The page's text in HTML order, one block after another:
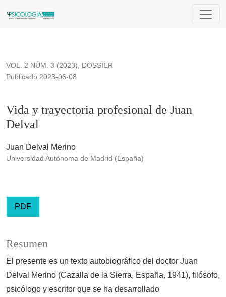
VOL. 2 NÚM. 3 (2023), DOSSIER
Vida y trayectoria profesional de Juan
Delval
Publicado 2023-06-08
Juan Delval Merino
Universidad Autónoma de Madrid (España)
PDF
Resumen
El presente es un texto autobiográfico del doctor Juan
Delval Merino (Cazalla de la Sierra, España, 1941), filósofo,
psicólogo y escritor que se ha desarrollado